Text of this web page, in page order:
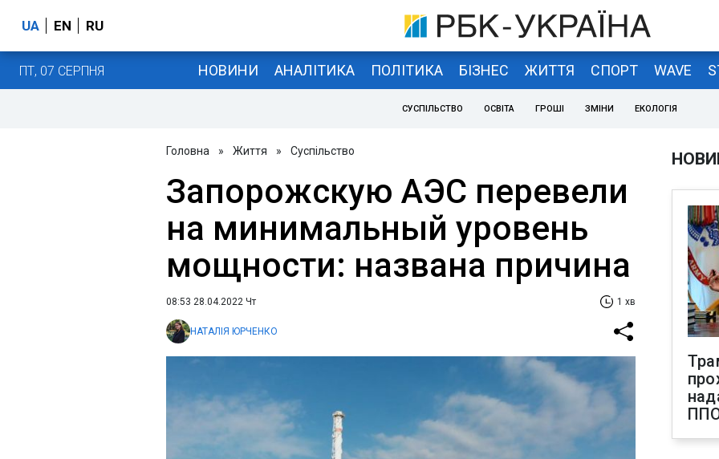
UA EN RU
ПТ, 07 СЕРПНЯ НОВИНИ АНАЛІТИКА ПОЛІТИКА БІЗНЕС ЖИТТЯ СПОРТ WAVE
СУСПІЛЬСТВО ОСВІТА ГРОШІ ЗМІНИ ЕКОЛОГІЯ
Головна » Життя » Суспільство
Запорожскую АЭС перевели
на минимальный уровень
мощности: названа причина
08:53 28.04.2022 Чт 1 хв
НАТАЛІЯ ЮРЧЕНКО